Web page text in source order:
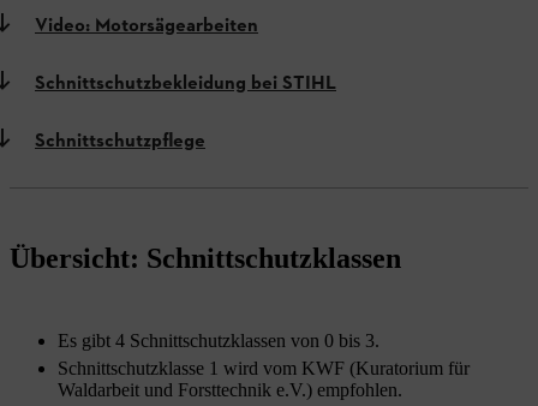
Video: Motorsägearbeiten
Schnittschutzbekleidung bei STIHL
Schnittschutzpflege
Übersicht: Schnittschutzklassen
Es gibt 4 Schnittschutzklassen von 0 bis 3.
Schnittschutzklasse 1 wird vom KWF (Kuratorium für
Waldarbeit und Forsttechnik e.V.) empfohlen.